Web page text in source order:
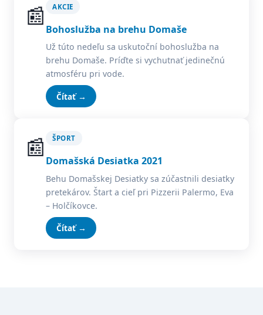
📰 AKCIE
Bohoslužba na brehu Domaše
Už túto nedeľu sa uskutoční bohoslužba na
brehu Domaše. Príďte si vychutnať jedinečnú
atmosféru pri vode.
Čítať →
📰 ŠPORT
Domašská Desiatka 2021
Behu Domašskej Desiatky sa zúčastnili desiatky
pretekárov. Štart a cieľ pri Pizzerii Palermo, Eva
– Holčíkovce.
Čítať →